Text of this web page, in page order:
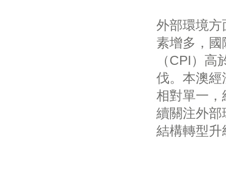
外部環境
素增多，
（CPI）
伐。本澳
相對單一
續關注外
結構轉型